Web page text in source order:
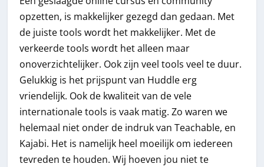
opzetten, is makkelijker gezegd dan gedaan. Met
de juiste tools wordt het makkelijker. Met de
verkeerde tools wordt het alleen maar
onoverzichtelijker. Ook zijn veel tools veel te duur.
Gelukkig is het prijspunt van Huddle erg
vriendelijk. Ook de kwaliteit van de vele
internationale tools is vaak matig. Zo waren we
helemaal niet onder de indruk van Teachable, en
Kajabi. Het is namelijk heel moeilijk om iedereen
tevreden te houden. Wij hoeven jou niet te